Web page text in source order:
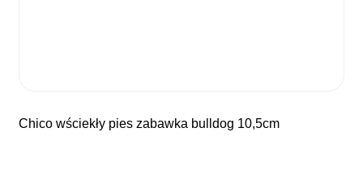
chico wściekły pies zabawka bulldog 10,5cm